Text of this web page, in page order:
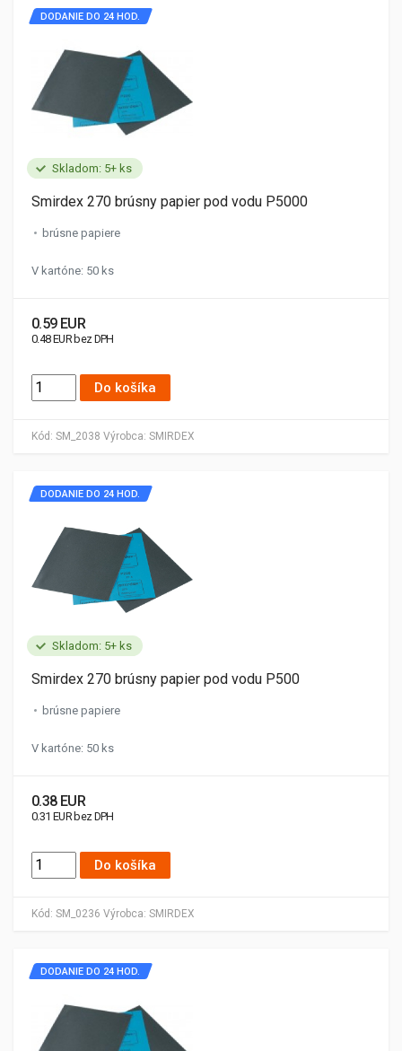
Skladom: 5+ ks
Kód: SM_2038 Výrobca: SMIRDEX
DODANIE DO 24 HOD.
Smirdex 270 brúsny papier pod vodu P5000
brúsne papiere
V kartóne: 50 ks
0.59 EUR
0.48 EUR bez DPH
Do košíka
Skladom: 5+ ks
Kód: SM_0236 Výrobca: SMIRDEX
DODANIE DO 24 HOD.
Smirdex 270 brúsny papier pod vodu P500
brúsne papiere
V kartóne: 50 ks
0.38 EUR
0.31 EUR bez DPH
Do košíka
DODANIE DO 24 HOD.